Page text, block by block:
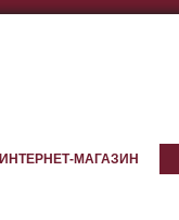
ИНТЕРНЕТ-МАГАЗИН